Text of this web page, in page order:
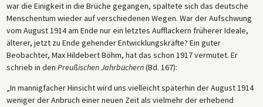
war die Einigkeit in die Brüche gegangen, spaltete sich das deutsche
Menschentum wieder auf verschiedenen Wegen. War der Aufschwung
vom August 1914 am Ende nur ein letztes Aufflackern früherer Ideale,
älterer, jetzt zu Ende gehender Entwicklungskräfte? Ein guter
Beobachter, Max Hildebert Böhm, hat das schon 1917 vermutet. Er
schrieb in den Preußischen Jahrbüchern(Bd. 167):
„In mannigfacher Hinsicht wird uns vielleicht späterhin der August 1914
weniger der Anbruch einer neuen Zeit als vielmehr der erhebend